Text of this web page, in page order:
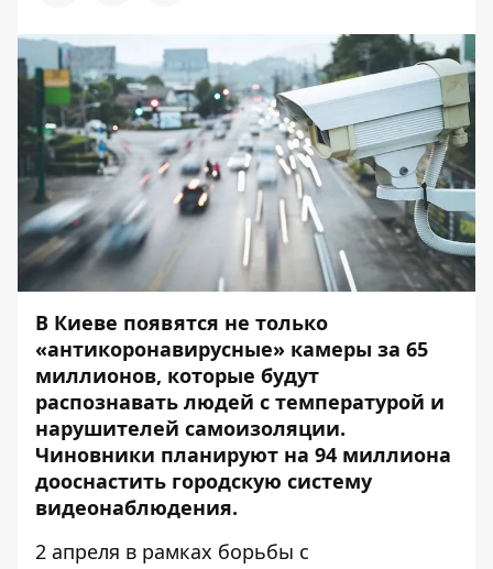
В Киеве появятся не только
«антикоронавирусные» камеры за 65
миллионов, которые будут
распознавать людей с температурой и
нарушителей самоизоляции.
Чиновники планируют на 94 миллиона
дооснастить городскую систему
видеонаблюдения.
2 апреля в рамках борьбы с